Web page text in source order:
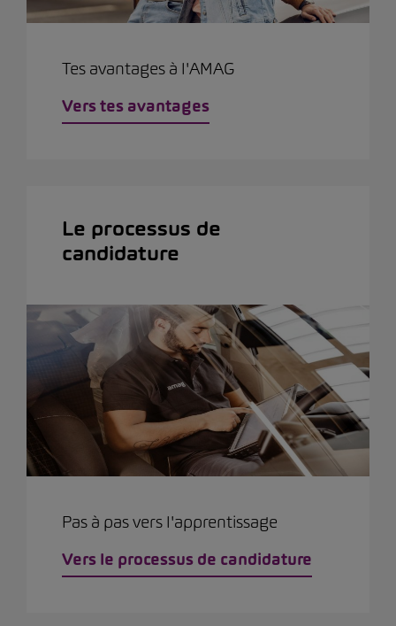
Tes avantages à l'AMAG
Vers tes avantages
Le processus de
candidature
Pas à pas vers l'apprentissage
Vers le processus de candidature